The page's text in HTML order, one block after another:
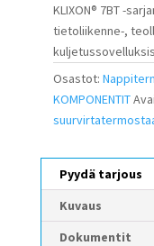
KLIXON® 7BT -
tietoliikenne-,
Osastot:
KOMPONENTIT
Pyydä tarjous
Kuvaus
Dokumentit